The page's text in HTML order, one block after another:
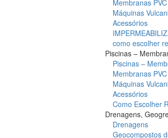
Membranas
Máquinas
Acessórios
como escolher
Piscinas –
Piscinas –
Membranas
Máquinas
Acessórios
Como Escolher
Drenagens,
Drenagens
Geocompostos